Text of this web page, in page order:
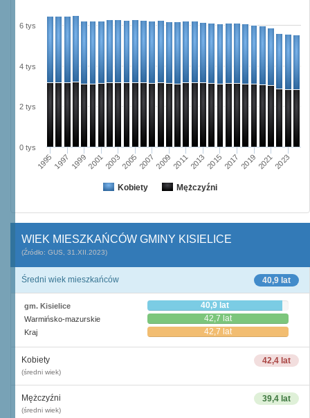
Kobiety Mężczyźni
19951997 1999200120032005200720092011201320152017 201920212023
0 tys
2 tys
4 tys
6 tys
WIEK MIESZKAŃCÓW GMINY KISIELICE
(Źródło: GUS, 31.XII.2023)
40,9 lat
Średni wiek mieszkańców
gm. Kisielice 40,9 lat
Warmińsko-mazurskie 42,7 lat
Kraj 42,7 lat
42,4 lat
Kobiety
(średni wiek)
39,4 lat
Mężczyźni
(średni wiek)